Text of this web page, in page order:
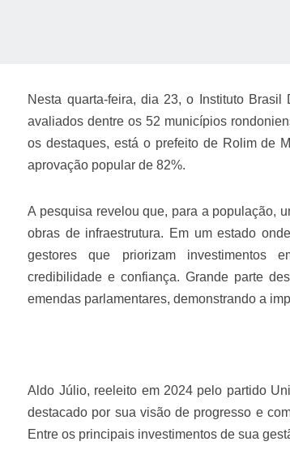
Como o Cachorrinho Kong ajudou
Nesta quarta-feira, dia 23, o Instituto
avaliados dentre os 52 municípios
os destaques, está o prefeito de Rolim de
aprovação popular de 82%.
A pesquisa revelou que, para a população,
obras de infraestrutura. Em um estado
gestores que priorizam investimentos
credibilidade e confiança. Grande parte
emendas parlamentares, demonstrando a
Aldo Júlio, reeleito em 2024 pelo partido
destacado por sua visão de progresso e
Entre os principais investimentos de sua